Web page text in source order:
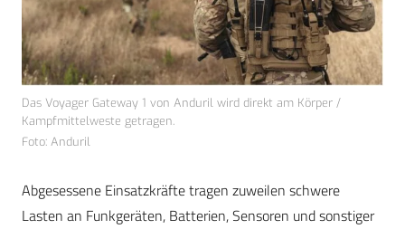
Das Voyager Gateway 1 von Anduril wird direkt am Körper /
Kampfmittelweste getragen.
Foto: Anduril
Abgesessene Einsatzkräfte tragen zuweilen schwere
Lasten an Funkgeräten, Batterien, Sensoren und sonstiger